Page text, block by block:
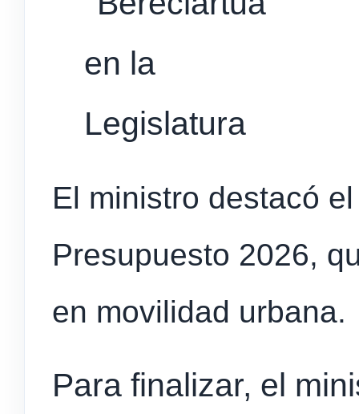
El ministro destacó
Presupuesto 2026,
en movilidad urbana.
Para finalizar, el